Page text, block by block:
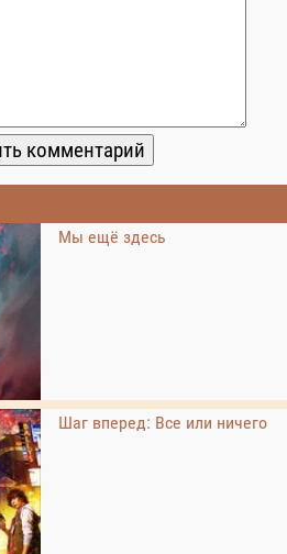
Мы ещё здесь
Шаг вперед: Все или ничего